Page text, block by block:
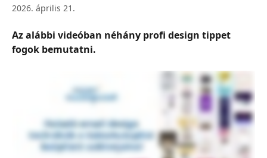
2026. április 21.
Az alábbi videóban néhány profi design tippet
fogok bemutatni.